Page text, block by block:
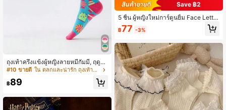
ถุงเท้าครึ่งแข้งผู้หญิงลายหมีกัมมี่, ฤดูใบ
ไม้ร่วง
#10 ขายดี ใน ตลกและน่ารัก ถุงเท้าลูกเรือผู้หญิง
฿89
Save ฿2
5 ชิ้น ผู้หญิงใหม่การ์ตูนยิ้ม Face Letter
พิมพ์กลางลูกวัวกีฬาถุงเท้า Moisture-
Wicking Breathable ถุงเท้า
฿77 -3%